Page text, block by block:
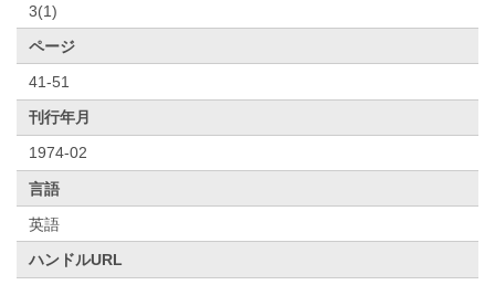
3(1)
ページ
41-51
刊行年月
1974-02
言語
英語
ハンドルURL